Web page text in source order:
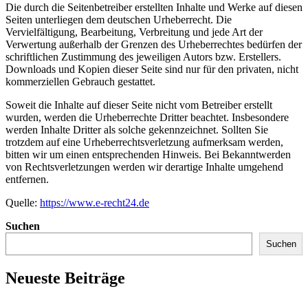
Die durch die Seitenbetreiber erstellten Inhalte und Werke auf diesen
Seiten unterliegen dem deutschen Urheberrecht. Die
Vervielfältigung, Bearbeitung, Verbreitung und jede Art der
Verwertung außerhalb der Grenzen des Urheberrechtes bedürfen der
schriftlichen Zustimmung des jeweiligen Autors bzw. Erstellers.
Downloads und Kopien dieser Seite sind nur für den privaten, nicht
kommerziellen Gebrauch gestattet.
Soweit die Inhalte auf dieser Seite nicht vom Betreiber erstellt
wurden, werden die Urheberrechte Dritter beachtet. Insbesondere
werden Inhalte Dritter als solche gekennzeichnet. Sollten Sie
trotzdem auf eine Urheberrechtsverletzung aufmerksam werden,
bitten wir um einen entsprechenden Hinweis. Bei Bekanntwerden
von Rechtsverletzungen werden wir derartige Inhalte umgehend
entfernen.
Quelle: https://www.e-recht24.de
Suchen
Suchen
Neueste Beiträge